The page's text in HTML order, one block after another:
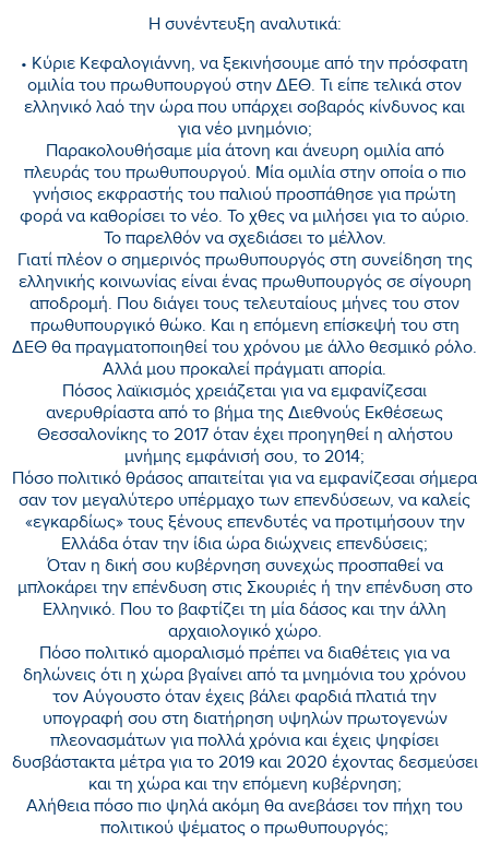
Η συνέντευξη αναλυτικά:
• Κύριε Κεφαλογιάννη, να ξεκινήσουμε από την πρόσφατη
ομιλία του πρωθυπουργού στην ΔΕΘ. Τι είπε τελικά στον
ελληνικό λαό την ώρα που υπάρχει σοβαρός κίνδυνος και
για νέο μνημόνιο;
Παρακολουθήσαμε μία άτονη και άνευρη ομιλία από
πλευράς του πρωθυπουργού. Μία ομιλία στην οποία ο πιο
γνήσιος εκφραστής του παλιού προσπάθησε για πρώτη
φορά να καθορίσει το νέο. Το χθες να μιλήσει για το αύριο.
Το παρελθόν να σχεδιάσει το μέλλον.
Γιατί πλέον ο σημερινός πρωθυπουργός στη συνείδηση της
ελληνικής κοινωνίας είναι ένας πρωθυπουργός σε σίγουρη
αποδρομή. Που διάγει τους τελευταίους μήνες του στον
πρωθυπουργικό θώκο. Και η επόμενη επίσκεψή του στη
ΔΕΘ θα πραγματοποιηθεί του χρόνου με άλλο θεσμικό ρόλο.
Αλλά μου προκαλεί πράγματι απορία.
Πόσος λαϊκισμός χρειάζεται για να εμφανίζεσαι
ανερυθρίαστα από το βήμα της Διεθνούς Εκθέσεως
Θεσσαλονίκης το 2017 όταν έχει προηγηθεί η αλήστου
μνήμης εμφάνισή σου, το 2014;
Πόσο πολιτικό θράσος απαιτείται για να εμφανίζεσαι σήμερα
σαν τον μεγαλύτερο υπέρμαχο των επενδύσεων, να καλείς
«εγκαρδίως» τους ξένους επενδυτές να προτιμήσουν την
Ελλάδα όταν την ίδια ώρα διώχνεις επενδύσεις;
Όταν η δική σου κυβέρνηση συνεχώς προσπαθεί να
μπλοκάρει την επένδυση στις Σκουριές ή την επένδυση στο
Ελληνικό. Που το βαφτίζει τη μία δάσος και την άλλη
αρχαιολογικό χώρο.
Πόσο πολιτικό αμοραλισμό πρέπει να διαθέτεις για να
δηλώνεις ότι η χώρα βγαίνει από τα μνημόνια του χρόνου
τον Αύγουστο όταν έχεις βάλει φαρδιά πλατιά την
υπογραφή σου στη διατήρηση υψηλών πρωτογενών
πλεονασμάτων για πολλά χρόνια και έχεις ψηφίσει
δυσβάστακτα μέτρα για το 2019 και 2020 έχοντας δεσμεύσει
και τη χώρα και την επόμενη κυβέρνηση;
Αλήθεια πόσο πιο ψηλά ακόμη θα ανεβάσει τον πήχη του
πολιτικού ψέματος ο πρωθυπουργός;